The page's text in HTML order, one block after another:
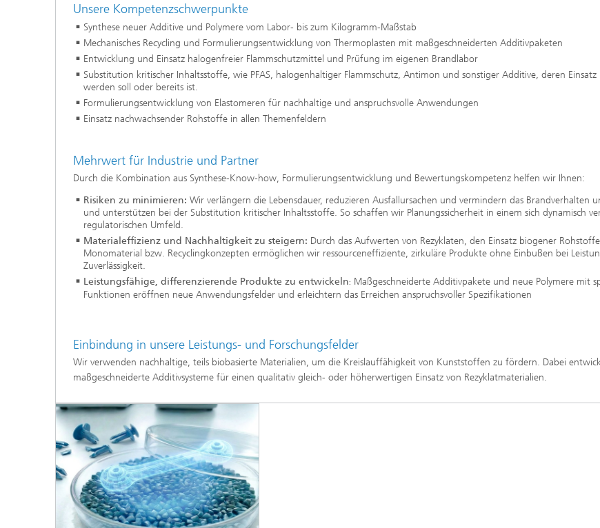
Unsere Kompetenzschwerpunkte
Synthese neuer Additive und Polymere vom Labor- bis zum Kilogramm-Maßstab
Mechanisches Recycling und Formulierungsentwicklung von Thermoplasten mit maßgeschneiderten Additivpaketen
Entwicklung und Einsatz halogenfreier Flammschutzmittel und Prüfung im eigenen Brandlabor
Substitution kritischer Inhaltsstoffe, wie PFAS, halogenhaltiger Flammschutz, Antimon und sonstiger Additive, deren
werden soll oder bereits ist.
Formulierungsentwicklung von Elastomeren für nachhaltige und anspruchsvolle Anwendungen
Einsatz nachwachsender Rohstoffe in allen Themenfeldern
Mehrwert für Industrie und Partner
Durch die Kombination aus Synthese-Know-how, Formulierungsentwicklung und Bewertungskompetenz helfen wir Ihnen:
Risiken zu minimieren: Wir verlängern die Lebensdauer, reduzieren Ausfallursachen und vermindern das Brandverhalten
und unterstützen bei der Substitution kritischer Inhaltsstoffe. So schaffen wir Planungssicherheit in einem sich dynamisch
regulatorischen Umfeld.
Materialeffizienz und Nachhaltigkeit zu steigern: Durch das Aufwerten von Rezyklaten, den Einsatz biogener
Monomaterial bzw. Recyclingkonzepten ermöglichen wir ressourceneffiziente, zirkuläre Produkte ohne Einbußen bei
Zuverlässigkeit.
Leistungsfähige, differenzierende Produkte zu entwickeln: Maßgeschneiderte Additivpakete und neue Polymere mit
Funktionen eröffnen neue Anwendungsfelder und erleichtern das Erreichen anspruchsvoller Spezifikationen
Einbindung in unsere Leistungs- und Forschungsfelder
Wir verwenden nachhaltige, teils biobasierte Materialien, um die Kreislauffähigkeit von Kunststoffen zu fördern. Dabei
maßgeschneiderte Additivsysteme für einen qualitativ gleich- oder höherwertigen Einsatz von Rezyklatmaterialien.